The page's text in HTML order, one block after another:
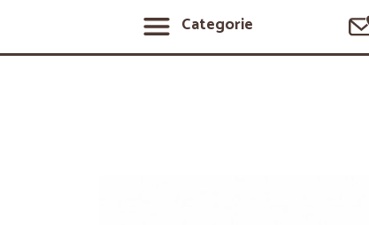
Categorie